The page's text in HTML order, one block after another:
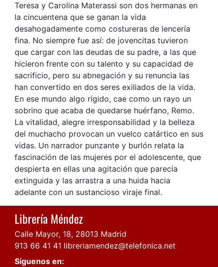
Teresa y Carolina Materassi son dos hermanas en
la cincuentena que se ganan la vida
desahogadamente como costureras de lencería
fina. No siempre fue así: de jovencitas tuvieron
que cargar con las deudas de su padre, a las que
hicieron frente con su talento y su capacidad de
sacrificio, pero su abnegación y su renuncia las
han convertido en dos seres exiliados de la vida.
En ese mundo algo rígido, cae como un rayo un
sobrino que acaba de quedarse huérfano, Remo.
La vitalidad, alegre irresponsabilidad y la belleza
del muchacho provocan un vuelco catártico en sus
vidas. Un narrador punzante y burlón relata la
fascinación de las mujeres por el adolescente, que
despierta en ellas una agitación que parecía
extinguida y las arrastra a una huida hacia
adelante con un sustancioso viraje final.
Librería Méndez
Calle Mayor, 18, 28013 Madrid
913 66 41 41 libreriamendez@telefonica.net
Síguenos en: